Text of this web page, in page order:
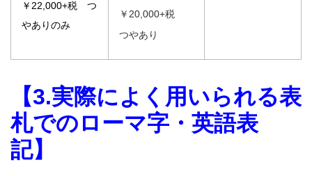
￥22,000+税 つ
やありのみ
￥20,000+税
つやあり
【3.実際によく用いられる表
札でのローマ字・英語表
記】